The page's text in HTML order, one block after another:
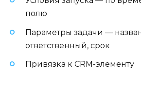
полю
Параметры задачи —
ответственный, срок
Привязка к CRM-элементу